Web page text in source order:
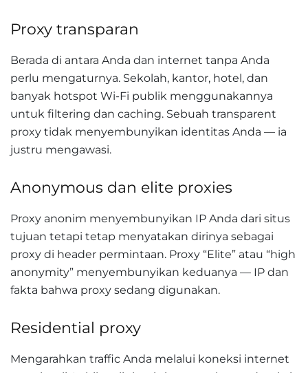
Proxy transparan
Berada di antara Anda dan internet tanpa Anda
perlu mengaturnya. Sekolah, kantor, hotel, dan
banyak hotspot Wi-Fi publik menggunakannya
untuk filtering dan caching. Sebuah transparent
proxy tidak menyembunyikan identitas Anda — ia
justru mengawasi.
Anonymous dan elite proxies
Proxy anonim menyembunyikan IP Anda dari situs
tujuan tetapi tetap menyatakan dirinya sebagai
proxy di header permintaan. Proxy “Elite” atau “high
anonymity” menyembunyikan keduanya — IP dan
fakta bahwa proxy sedang digunakan.
Residential proxy
Mengarahkan traffic Anda melalui koneksi internet